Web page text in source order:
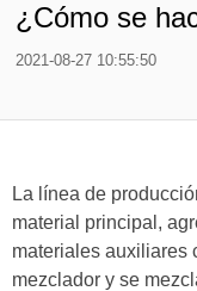
¿Cómo se
2021-08-27 10:55:50
La línea de
material principal,
materiales auxiliares
mezclador y se